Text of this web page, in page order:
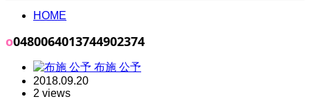
HOME
o0480064013744902374
布施 公予
2018.09.20
2 views